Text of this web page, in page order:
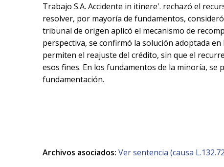
Trabajo S.A. Accidente in itinere'. rechazó el
resolver, por mayoría de fundamentos,
tribunal de origen aplicó el mecanismo de
perspectiva, se confirmó la solución adoptada
permiten el reajuste del crédito, sin que el
esos fines. En los fundamentos de la minoría,
fundamentación.
Archivos asociados: Ver sentencia (causa